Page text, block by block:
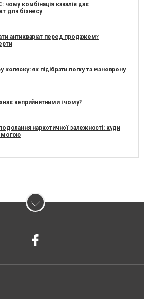
чому комбінація каналів дає
для бізнесу
антикваріат перед продажем?
коляску: як підібрати легку та маневрену
неприйнятними і чому?
наркотичної залежності: куди